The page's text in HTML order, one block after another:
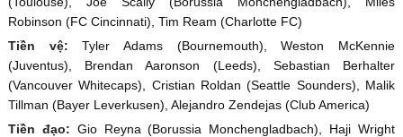
Robinson (FC Cincinnati), Tim Ream (Charlotte FC)
Tiền vệ:Tyler Adams (Bournemouth), Weston McKennie
(Juventus), Brendan Aaronson (Leeds), Sebastian Berhalter
(Vancouver Whitecaps), Cristian Roldan (Seattle Sounders), Malik
Tillman (Bayer Leverkusen), Alejandro Zendejas (Club America)
Tiền đạo: Gio Reyna (Borussia Monchengladbach), Haji Wright